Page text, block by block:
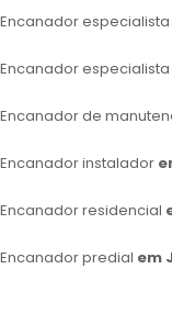
Encanador
Encanador
Encanador de
Encanador instalador
Encanador residencial
Encanador predial em